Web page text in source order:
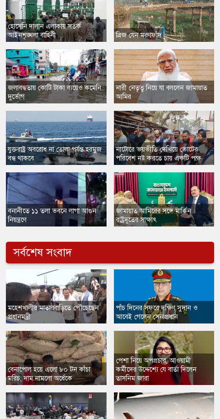
হোসেনি দালান এলাকায় সতর্ক
আইনশৃঙ্খলা বাহিনী
জলাবদ্ধতায় কোটি টাকা ব্যয়েও কমেনি
দুর্ভোগ
যুক্তরাষ্ট্র অবরোধ না তোলা পর্যন্ত হরমুজ
বন্ধ থাকবে
​বনানীতে ১১ তলা ভবনে লাগা আগুন
নিয়ন্ত্রণে
​ব্রিজ যেন মরণফাঁদ
​নারী নেতৃত্ব নিয়ে যা বললেন জামায়াত
আমির
​নাটোরে ভয়ভীতি দেখিয়ে ভোটের
পরিবেশ নষ্ট করতে চায় একটি পক্ষ
​জামায়াত আমিরের সঙ্গে মার্কিন
রাষ্ট্রদূতের সাক্ষাৎ
সর্বশেষ সংবাদ
​মহেশখালীর মাতারবাড়িতে পৌঁছেছেন
প্রধানমন্ত্রী
বেনাপোল হয়ে এলো ৮০ টন কাঁচা
মরিচ, দাম নামলো অর্ধেকে
পাঁচ দিনের সফরে দক্ষিণ সুদান ও
আবেই গেলেন সেনাপ্রধান
পেশা নিয়ে অপপ্রচার, আওয়ামী
কর্মীদের উদ্দেশ্যে যে বার্তা দিলেন
তাসনিম জারা